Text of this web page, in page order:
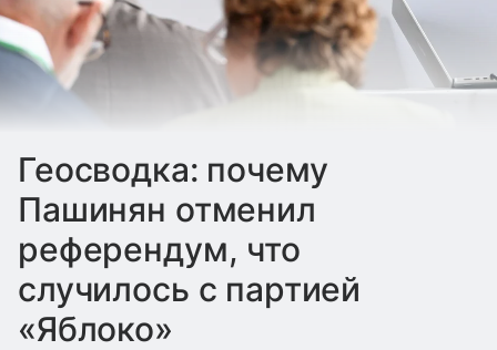
Геосводка: почему
Пашинян отменил
референдум, что
случилось с партией
«Яблоко»